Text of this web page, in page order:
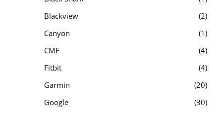
Blackview
2
Canyon
1
CMF
4
Fitbit
4
Garmin
20
Google
30